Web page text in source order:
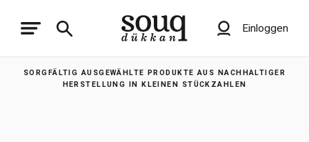
Einloggen
SORGFÄLTIG AUSGEWÄHLTE PRODUKTE AUS NACHHALTIGER
HERSTELLUNG IN KLEINEN STÜCKZAHLEN